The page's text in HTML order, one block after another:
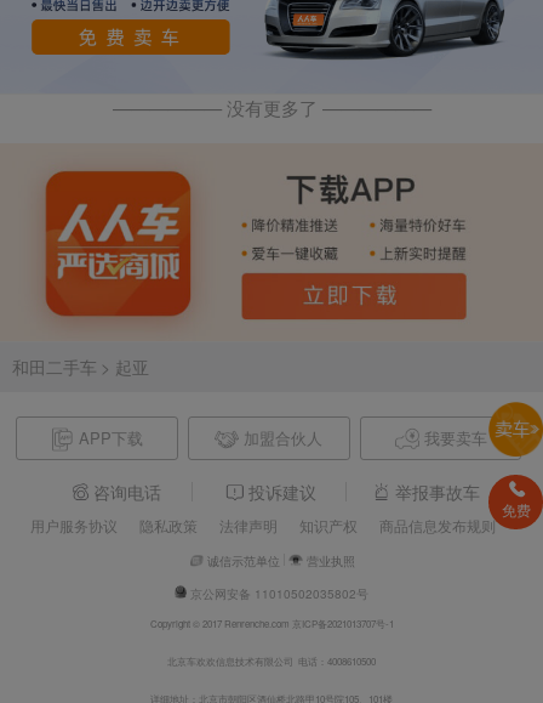
—————— 没有更多了 ——————
和田二手车 > 起亚
APP下载 加盟合伙人 我要卖车
咨询电话 投诉建议 举报事故车
用户服务协议 隐私政策 法律声明 知识产权 商品信息发布规则
诚信示范单位
营业执照
京公网安备 11010502035802号
Copyright © 2017 Renrenche.com 京ICP备2021013707号-1
北京车欢欢信息技术有限公司 电话：4008610500
详细地址：北京市朝阳区酒仙桥北路甲10号院105、101楼
免费